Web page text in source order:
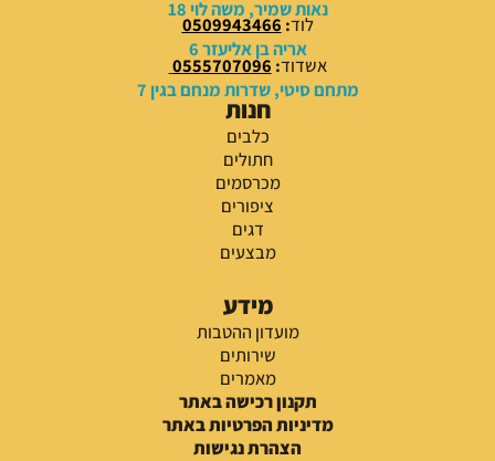
נאות שמיר, משה לוי 18
לוד:
0509943466
אריה בן אליעזר 6
אשדוד:
0555707096
מתחם סיטי, שדרות מנחם בגין 7
חנות
כלבים
חתולים
מכרסמים
ציפורים
דגים
מבצעים
מידע
מועדון ההטבות
שירותים
מאמרים
תקנון רכישה באתר
מדיניות הפרטיות באתר
הצהרת נגישות